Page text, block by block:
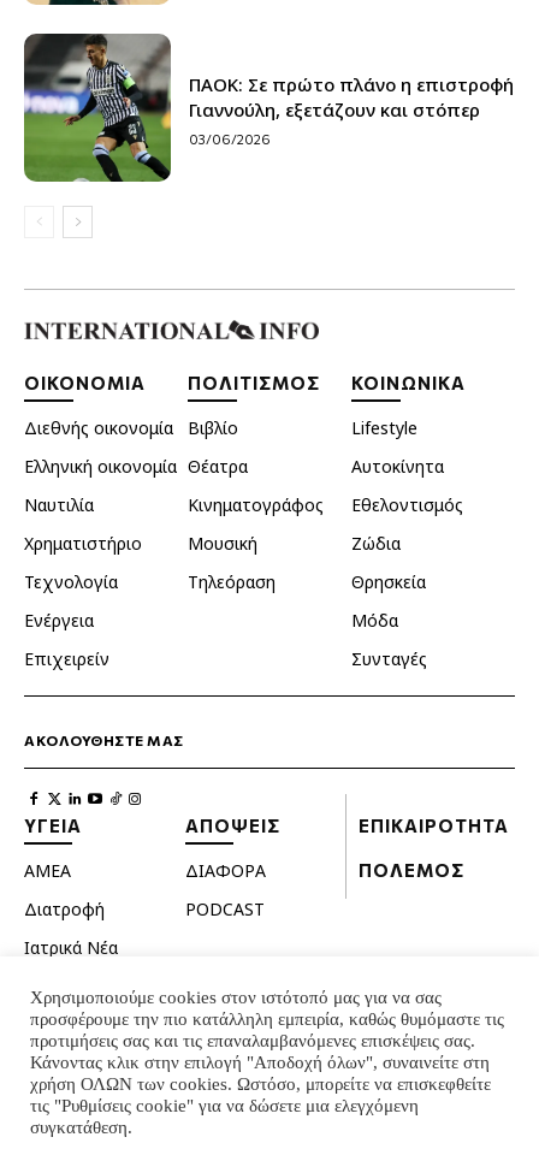
ΠΑΟΚ: Σε πρώτο πλάνο η επιστροφή
Γιαννούλη, εξετάζουν και στόπερ
03/06/2026
ΟΙΚΟΝΟΜΙΑ
Διεθνής οικονομία
Ελληνική οικονομία
Ναυτιλία
Χρηματιστήριο
Τεχνολογία
Ενέργεια
Επιχειρείν
ΠΟΛΙΤΙΣΜΟΣ
Βιβλίο
Θέατρα
Κινηματογράφος
Μουσική
Τηλεόραση
ΚΟΙΝΩΝΙΚΑ
Lifestyle
Αυτοκίνητα
Εθελοντισμός
Ζώδια
Θρησκεία
Μόδα
Συνταγές
ΑΚΟΛΟΥΘΗΣΤΕ ΜΑΣ
ΥΓΕΙΑ
ΑΜΕΑ
Διατροφή
Ιατρικά Νέα
Κατοικίδια
Ομορφιά
Σεξουαλική ζωή
Ψυχολογία
ΑΠΟΨΕΙΣ
ΔΙΑΦΟΡΑ
PODCAST
ΕΠΙΚΑΙΡΟΤΗΤΑ
ΠΟΛΕΜΟΣ
Χρησιμοποιούμε cookies στον ιστότοπό μας για να σας
προσφέρουμε την πιο κατάλληλη εμπειρία, καθώς θυμόμαστε τις
προτιμήσεις σας και τις επαναλαμβανόμενες επισκέψεις σας.
Κάνοντας κλικ στην επιλογή "Αποδοχή όλων", συναινείτε στη
χρήση ΟΛΩΝ των cookies. Ωστόσο, μπορείτε να επισκεφθείτε
τις "Ρυθμίσεις cookie" για να δώσετε μια ελεγχόμενη
συγκατάθεση.